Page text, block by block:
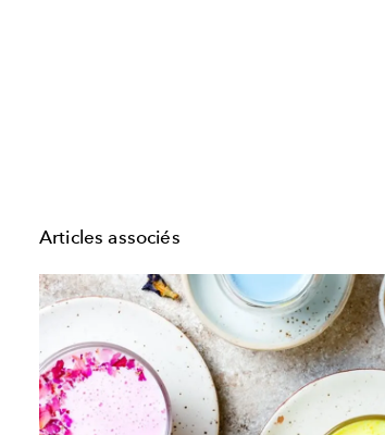
Articles associés